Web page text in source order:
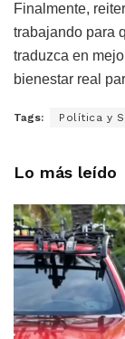
Finalmente,
trabajando para
traduzca en
bienestar real
Tags: Política y
Lo más leído